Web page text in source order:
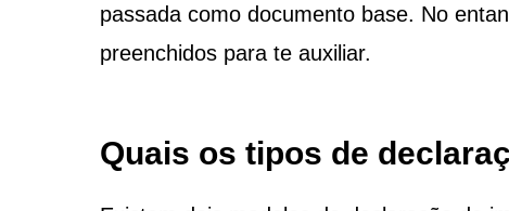
passada como documento base. No
preenchidos para te auxiliar.
Quais os tipos de